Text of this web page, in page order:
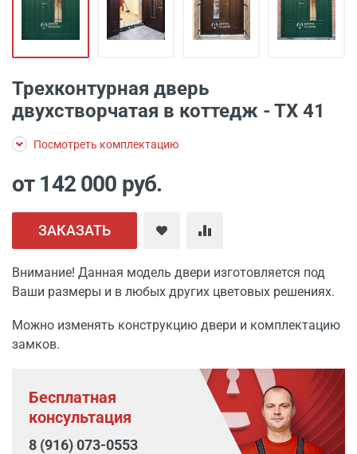
Трехконтурная дверь
двухстворчатая в коттедж - ТХ 41
Посмотреть комплектацию
от 142 000 руб.
ЗАКАЗАТЬ
Внимание! Данная модель двери изготовляется под
Ваши размеры и в любых других цветовых решениях.
Можно изменять конструкцию двери и комплектацию
замков.
Бесплатная
консультация
8 (916) 073-0553